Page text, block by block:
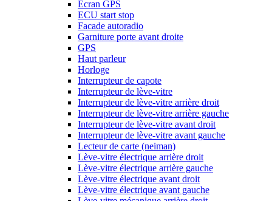
Ecran GPS
ECU start stop
Facade autoradio
Garniture porte avant droite
GPS
Haut parleur
Horloge
Interrupteur de capote
Interrupteur de lève-vitre
Interrupteur de lève-vitre arrière droit
Interrupteur de lève-vitre arrière gauche
Interrupteur de lève-vitre avant droit
Interrupteur de lève-vitre avant gauche
Lecteur de carte (neiman)
Lève-vitre électrique arrière droit
Lève-vitre électrique arrière gauche
Lève-vitre électrique avant droit
Lève-vitre électrique avant gauche